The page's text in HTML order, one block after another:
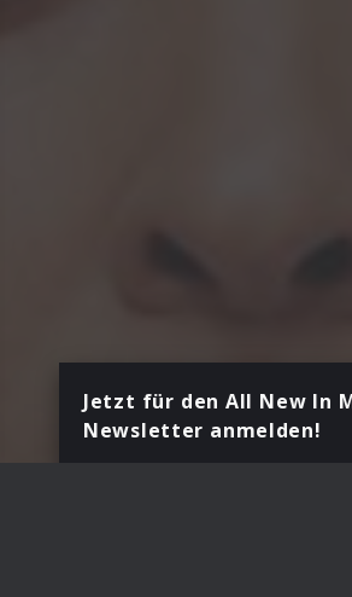
Jetzt für den All New In
Newsletter anmelden!